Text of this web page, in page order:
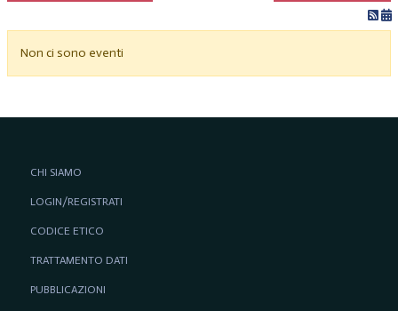
Non ci sono eventi
CHI SIAMO
LOGIN/REGISTRATI
CODICE ETICO
TRATTAMENTO DATI
PUBBLICAZIONI